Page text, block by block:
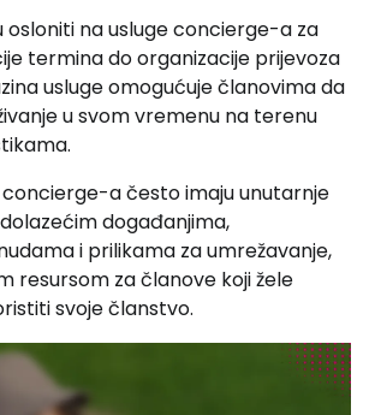
osloniti na usluge concierge-a za
termina do organizacije prijevoza
usluge omogućuje članovima da
u svom vremenu na terenu
a često imaju unutarnje
događanjima,
i prilikama za umrežavanje,
resursom za članove koji žele
svoje članstvo.